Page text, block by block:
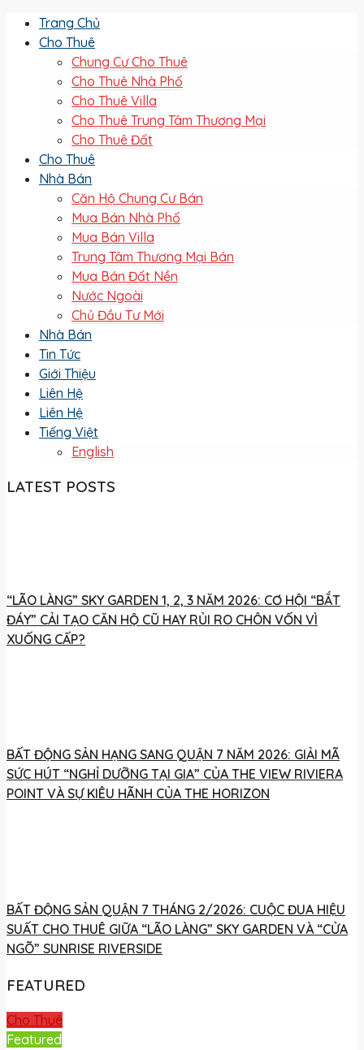
Trang Chủ
Cho Thuê
Chung Cư Cho Thuê
Cho Thuê Nhà Phố
Cho Thuê Villa
Cho Thuê Trung Tâm Thương Mại
Cho Thuê Đất
Cho Thuê
Nhà Bán
Căn Hộ Chung Cư Bán
Mua Bán Nhà Phố
Mua Bán Villa
Trung Tâm Thương Mại Bán
Mua Bán Đất Nền
Nước Ngoài
Chủ Đầu Tư Mới
Nhà Bán
Tin Tức
Giới Thiệu
Liên Hệ
Liên Hệ
Tiếng Việt
English
LATEST POSTS
“LÃO LÀNG” SKY GARDEN 1, 2, 3 NĂM 2026: CƠ HỘI “BẮT
ĐÁY” CẢI TẠO CĂN HỘ CŨ HAY RỦI RO CHÔN VỐN VÌ
XUỐNG CẤP?
BẤT ĐỘNG SẢN HẠNG SANG QUẬN 7 NĂM 2026: GIẢI MÃ
SỨC HÚT “NGHỈ DƯỠNG TẠI GIA” CỦA THE VIEW RIVIERA
POINT VÀ SỰ KIÊU HÃNH CỦA THE HORIZON
BẤT ĐỘNG SẢN QUẬN 7 THÁNG 2/2026: CUỘC ĐUA HIỆU
SUẤT CHO THUÊ GIỮA “LÃO LÀNG” SKY GARDEN VÀ “CỬA
NGÕ” SUNRISE RIVERSIDE
FEATURED
Cho Thuê
Featured